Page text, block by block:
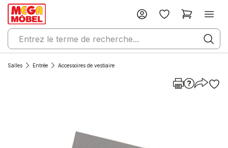
Salles Entrée Accessoires de vestiaire